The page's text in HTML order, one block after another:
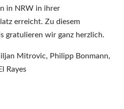
in NRW in ihrer
erreicht. Zu diesem
gratulieren wir ganz herzlich.
Mitrovic, Philipp Bonmann,
Rayes